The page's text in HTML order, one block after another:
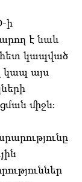
ի
է նաև
հետ կապված
կապ այս
միջև։